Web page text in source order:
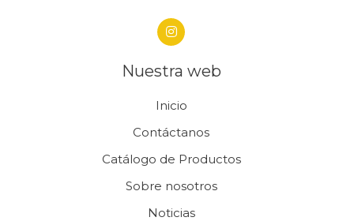
Nuestra web
Inicio
Contáctanos
Catálogo de Productos
Sobre nosotros
Noticias